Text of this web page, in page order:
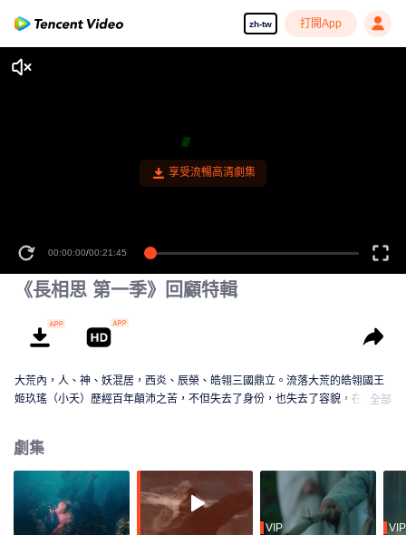
zh-tw 打開App
享受流暢高清劇集
00:00:00/00:21:45
《長相思 第一季》回顧特輯
大荒內，人、神、妖混居，西炎、辰榮、皓翎三國鼎立。流落大荒的皓翎國王
姬玖瑤（小夭）歷經百年顛沛之苦，不但失去了身份，也失去了容貌，在清水
隱忍蟄伏，為了尋找小夭走遍大荒，來到清水鎮。清水鎮的日子平淡溫馨，玟
小六意外救了垂危的青丘公子塗山璟，朝夕相處中二人情愫漸生；玟小六又與
九頭妖相柳不打不相識，惺惺相惜結為知己。玟小六和瑲玹相見不相識，幾經
波折，才終與瑲玹相認，恢復王姬身份。為了一統天下，瑲玹舍私情要王座，
相柳守義戰死、小夭幫助瑲玹完成大業後，與塗山璟隱逸江湖。思而不得的瑲
全部
劇集
VIP VIP